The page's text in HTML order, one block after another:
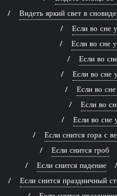
Видеть яркий свет в
Если во сне
Если во сне
Если во
Если во сне
Если во
Если во
Если во сне
Если снится гора с
Если снится гроб
Если снится падение
Если снится праздничный